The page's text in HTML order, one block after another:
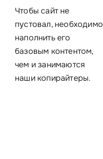
Чтобы сайт не
пустовал, необходимо
наполнить его
базовым контентом,
чем и занимаются
наши копирайтеры.